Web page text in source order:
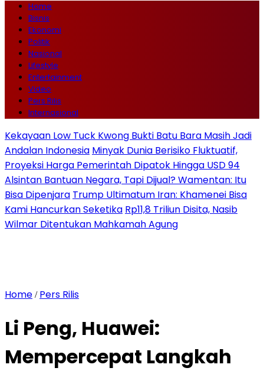
Home
Bisnis
Ekonomi
Politik
Nasional
Lifestyle
Entertainment
Video
Pers Rilis
Internasional
Kekayaan Low Tuck Kwong Bukti Batu Bara Masih Jadi
Andalan Indonesia Minyak Dunia Berisiko Fluktuatif,
Proyeksi Harga Pemerintah Dipatok Hingga USD 94
Alsintan Bantuan Negara, Tapi Dijual? Wamentan: Itu
Bisa Dipenjara Trump Ultimatum Iran: Khamenei Bisa
Kami Hancurkan Seketika Rp11,8 Triliun Disita, Nasib
Wilmar Ditentukan Mahkamah Agung
Home / Pers Rilis
Li Peng, Huawei:
Mempercepat Langkah